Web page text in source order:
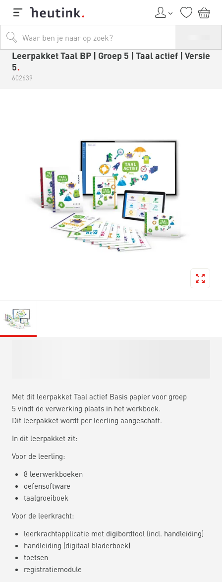
Leerpakket Taal BP | Groep 5 | Taal actief | Versie
5
602639
Met dit leerpakket Taal actief Basis papier voor groep
5 vindt de verwerking plaats in het werkboek.
Dit leerpakket wordt per leerling aangeschaft.
In dit leerpakket zit:
Voor de leerling:
8 leerwerkboeken
oefensoftware
taalgroeiboek
Voor de leerkracht:
leerkrachtapplicatie met digibordtool (incl. handleiding)
handleiding (digitaal bladerboek)
toetsen
registratiemodule